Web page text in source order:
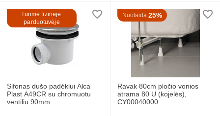
Turime fizinėje
parduotuvėje
Sifonas dušo padėklui Alca
Plast A49CR su chromuotu
ventiliu 90mm
Nuolaida 25%
Ravak 80cm pločio vonios
atrama 80 U (kojelės),
CY00040000